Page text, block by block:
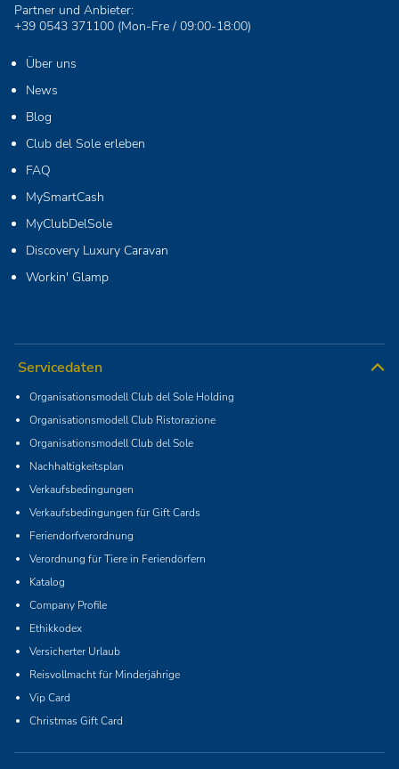
Partner und Anbieter:
+39 0543 371100 (Mon-Fre / 09:00-18:00)
Über uns
News
Blog
Club del Sole erleben
FAQ
MySmartCash
MyClubDelSole
Discovery Luxury Caravan
Workin' Glamp
Servicedaten
Organisationsmodell Club del Sole Holding
Organisationsmodell Club Ristorazione
Organisationsmodell Club del Sole
Nachhaltigkeitsplan
Verkaufsbedingungen
Verkaufsbedingungen für Gift Cards
Feriendorfverordnung
Verordnung für Tiere in Feriendörfern
Katalog
Company Profile
Ethikkodex
Versicherter Urlaub
Reisvollmacht für Minderjährige
Vip Card
Christmas Gift Card